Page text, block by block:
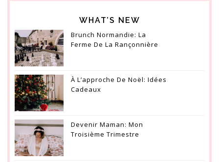
WHAT’S NEW
Brunch Normandie: La
Ferme De La Rançonnière
À L’approche De Noël: Idées
Cadeaux
Devenir Maman: Mon
Troisième Trimestre